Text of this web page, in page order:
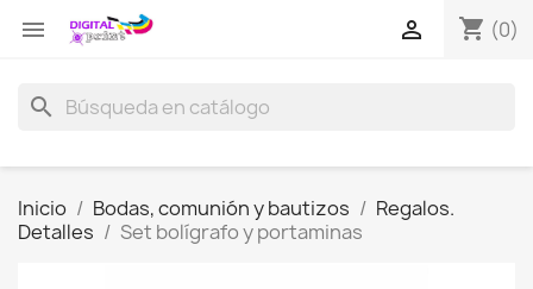
 shopping_cart (0)

search
Inicio Bodas, comunión y bautizos
Regalos.
Detalles
Set bolígrafo y portaminas